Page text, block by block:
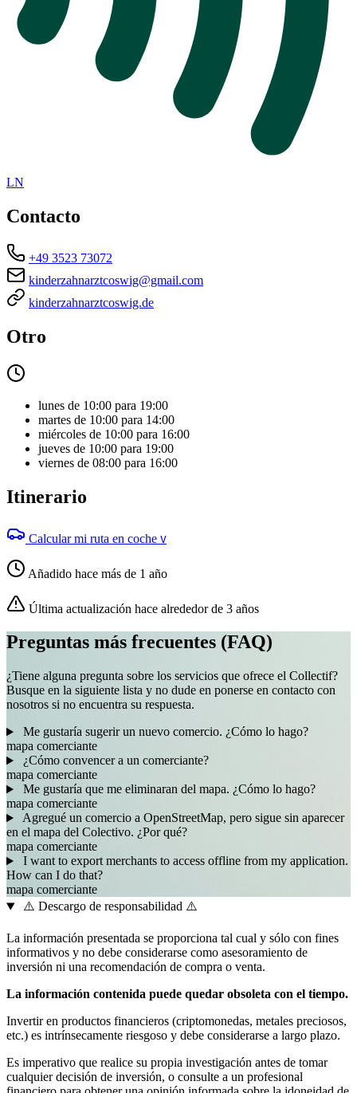
LN
Contacto
+49 3523 73072
kinderzahnarztcoswig@gmail.com
kinderzahnarztcoswig.de
Otro
lunes de 10:00 para 19:00
martes de 10:00 para 14:00
miércoles de 10:00 para 16:00
jueves de 10:00 para 19:00
viernes de 08:00 para 16:00
Itinerario
Calcular mi ruta en coche V
Añadido hace más de 1 año
Última actualización hace alrededor de 3 años
Preguntas más frecuentes (FAQ)
¿Tiene alguna pregunta sobre los servicios que ofrece el Collectif?
Busque en la siguiente lista y no dude en ponerse en contacto con
nosotros si no encuentra su respuesta.
Me gustaría sugerir un nuevo comercio. ¿Cómo lo hago?
mapa comerciante
¿Cómo convencer a un comerciante?
mapa comerciante
Me gustaría que me eliminaran del mapa. ¿Cómo lo hago?
mapa comerciante
Agregué un comercio a OpenStreetMap, pero sigue sin aparecer
en el mapa del Colectivo. ¿Por qué?
mapa comerciante
I want to export merchants to access offline from my application.
How can I do that?
mapa comerciante
⚠️ Descargo de responsabilidad ⚠️
La información presentada se proporciona tal cual y sólo con fines
informativos y no debe considerarse como asesoramiento de
inversión ni una recomendación de compra o venta.
La información contenida puede quedar obsoleta con el tiempo.
Invertir en productos financieros (criptomonedas, metales preciosos,
etc.) es intrínsecamente riesgoso y debe considerarse a largo plazo.
Es imperativo que realice su propia investigación antes de tomar
cualquier decisión de inversión, o consulte a un profesional